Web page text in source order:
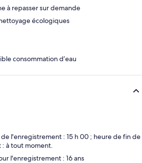
à repasser sur demande
écologiques
consommation d’eau
l'enregistrement : 15 h 00 ; heure de fin de
à tout moment.
l'enregistrement : 16 ans